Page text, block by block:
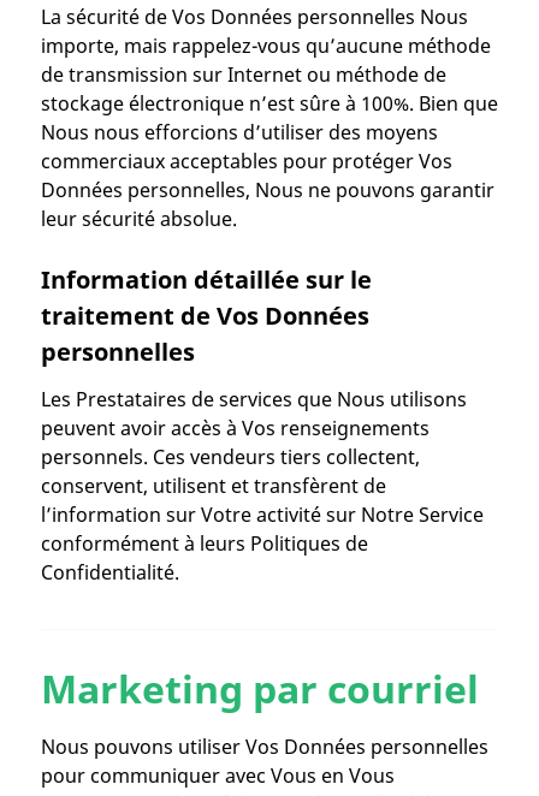
La sécurité de Vos Données personnelles Nous
importe, mais rappelez-vous qu’aucune méthode
de transmission sur Internet ou méthode de
stockage électronique n’est sûre à 100%. Bien que
Nous nous efforcions d’utiliser des moyens
commerciaux acceptables pour protéger Vos
Données personnelles, Nous ne pouvons garantir
leur sécurité absolue.
Information détaillée sur le
traitement de Vos Données
personnelles
Les Prestataires de services que Nous utilisons
peuvent avoir accès à Vos renseignements
personnels. Ces vendeurs tiers collectent,
conservent, utilisent et transfèrent de
l’information sur Votre activité sur Notre Service
conformément à leurs Politiques de
Confidentialité.
Marketing par courriel
Nous pouvons utiliser Vos Données personnelles
pour communiquer avec Vous en Vous